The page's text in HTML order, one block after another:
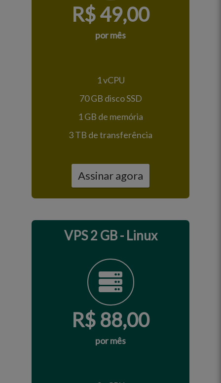
R$49,00
por mês
1 vCPU
70 GB disco SSD
1 GB de memória
3 TB de transferência
Assinar agora
VPS 2 GB - Linux
R$ 88,00
por mês